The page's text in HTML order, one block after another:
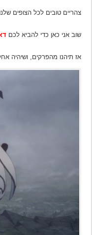
צהריים טובים לכל הצופים
שוב אני כאן כדי להביא לכם
אז תיהנו מהפרקים, ושיהיה